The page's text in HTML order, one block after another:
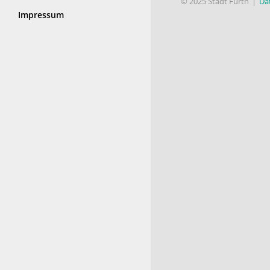
Impressum